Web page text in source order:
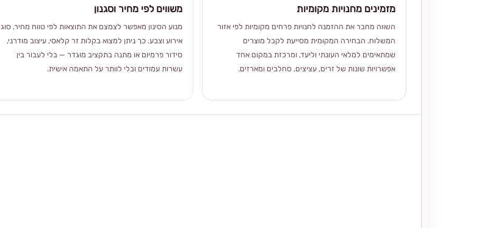
משווים לפי מחיר וסגנון
מנוע הסינון מאפשר לצמצם את התוצאות לפי טווח מחיר, סוג
אירוע וצבע. כך ניתן למצוא בקלות זר קלאסי, עיצוב מודרני,
סידור פרמיום או מתנה בתקציב מוגדר — בלי לעבור בין
עשרות עמודים ובלי לוותר על התאמה אישית.
מזמינים מחנויות מקומיות
השווה מחבר את ההזמנה לחנויות פרחים מקומיות לפי אזור
המשלוח. הבחירה המקומית מסייעת לקבל מוצרים
שמתאימים למלאי העונתי וליעד, ומרכזת במקום אחד
אפשרויות שונות של זרים, עציצים, סחלבים ומארזים.